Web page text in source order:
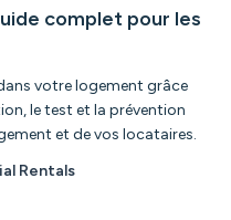
complet pour les
votre logement grâce
le test et la prévention
et de vos locataires.
Rentals